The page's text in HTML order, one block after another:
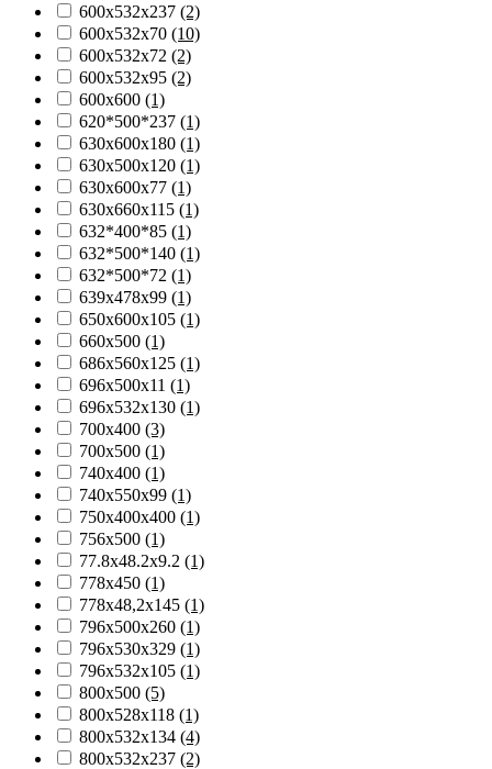
600х532х237 (2)
600х532х70 (10)
600х532х72 (2)
600х532х95 (2)
600х600 (1)
620*500*237 (1)
630x600x180 (1)
630х500х120 (1)
630х600х77 (1)
630х660х115 (1)
632*400*85 (1)
632*500*140 (1)
632*500*72 (1)
639х478х99 (1)
650х600х105 (1)
660x500 (1)
686х560х125 (1)
696х500х11 (1)
696х532х130 (1)
700х400 (3)
700х500 (1)
740x400 (1)
740х550х99 (1)
750х400х400 (1)
756х500 (1)
77.8х48.2х9.2 (1)
778х450 (1)
778х48,2х145 (1)
796х500х260 (1)
796х530х329 (1)
796х532х105 (1)
800х500 (5)
800х528х118 (1)
800х532х134 (4)
800х532х237 (2)